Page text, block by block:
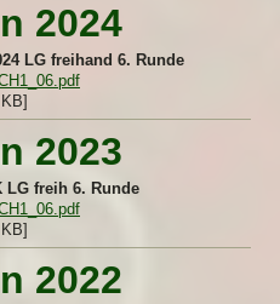
2024
LG freihand 6. Runde
2023
LG freih 6. Runde
2022